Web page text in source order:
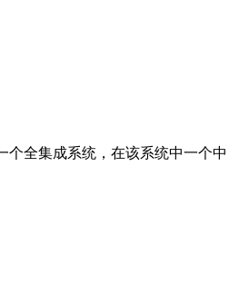
个全集成系统，在该系统中一个中